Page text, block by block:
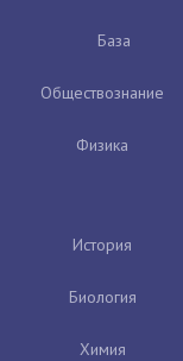
База
Обществознание
Физика
История
Биология
Химия